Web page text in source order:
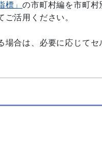
標」の市町村編を市町村
活用ください。
合は、必要に応じてセ